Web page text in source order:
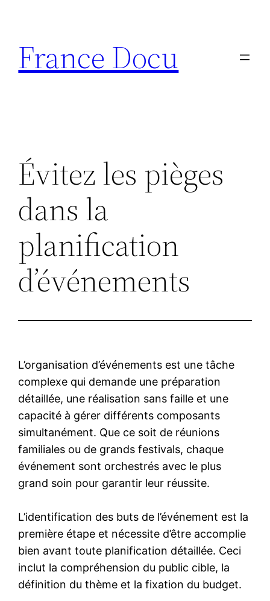
contenu
France Docu
Évitez les pièges
dans la
planification
d’événements
L’organisation d’événements est une tâche
complexe qui demande une préparation
détaillée, une réalisation sans faille et une
capacité à gérer différents composants
simultanément. Que ce soit de réunions
familiales ou de grands festivals, chaque
événement sont orchestrés avec le plus
grand soin pour garantir leur réussite.
L’identification des buts de l’événement est la
première étape et nécessite d’être accomplie
bien avant toute planification détaillée. Ceci
inclut la compréhension du public cible, la
définition du thème et la fixation du budget.